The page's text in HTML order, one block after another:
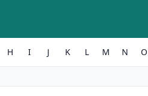
H I J K L M N O